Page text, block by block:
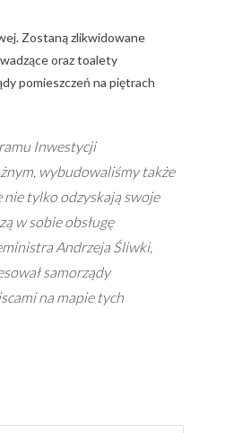
Zostaną zlikwidowane
oraz toalety
pomieszczeń na piętrach
Inwestycji
wybudowaliśmy także
nie tylko odzyskają swoje
w sobie obsługę
Andrzeja Śliwki,
samorządy
na mapie tych